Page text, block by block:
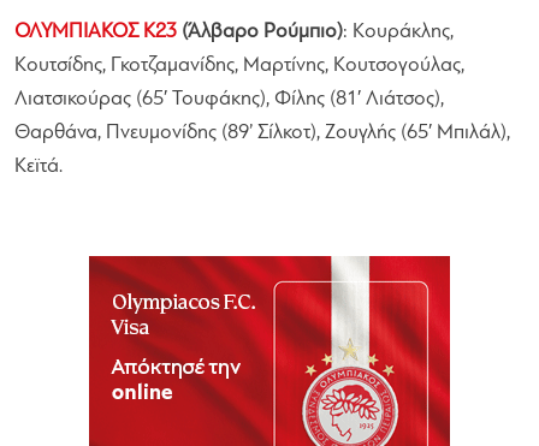
ΟΛΥΜΠΙΑΚΟΣ Κ23 (Άλβαρο Ρούμπιο): Κουράκλης,
Κουτσίδης, Γκοτζαμανίδης, Μαρτίνης, Κουτσογούλας,
Λιατσικούρας (65′ Τουφάκης), Φίλης (81′ Λιάτσος),
Θαρθάνα, Πνευμονίδης (89’ Σίλκοτ), Ζουγλής (65′ Μπιλάλ),
Κεϊτά.